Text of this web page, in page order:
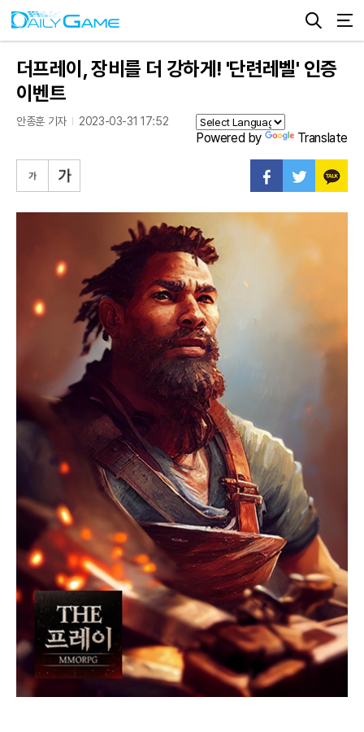
더프레이, 장비를 더 강하게! '단련레벨' 인증
이벤트
안종훈 기자 2023-03-31 17:52
Powered by Translate